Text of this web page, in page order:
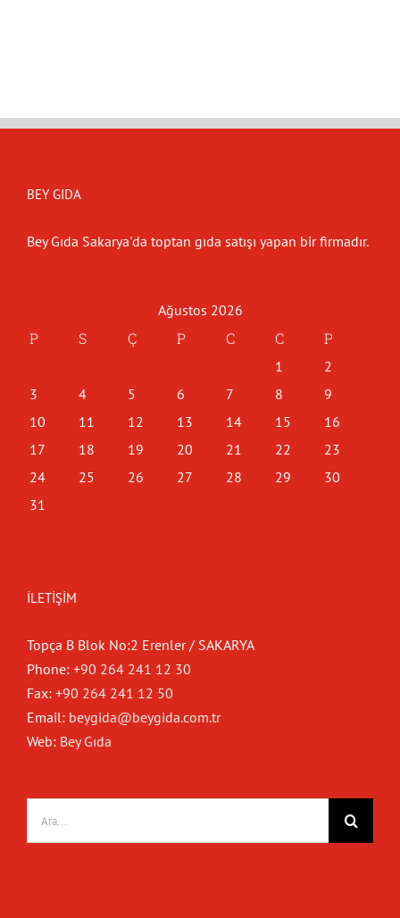
BEY GIDA
Bey Gıda Sakarya'da toptan gıda satışı yapan bir firmadır.
Ağustos 2026
P S Ç P C C P
1
2
3
4 5 6 7 8
9
10
11 12 13 14 15
16
17
18 19 20 21 22
23
24
25 26 27 28 29
30
31
İLETIŞIM
Topça B Blok No:2 Erenler / SAKARYA
Phone: +90 264 241 12 30
Fax: +90 264 241 12 50
Email: beygida@beygida.com.tr
Web: Bey Gıda